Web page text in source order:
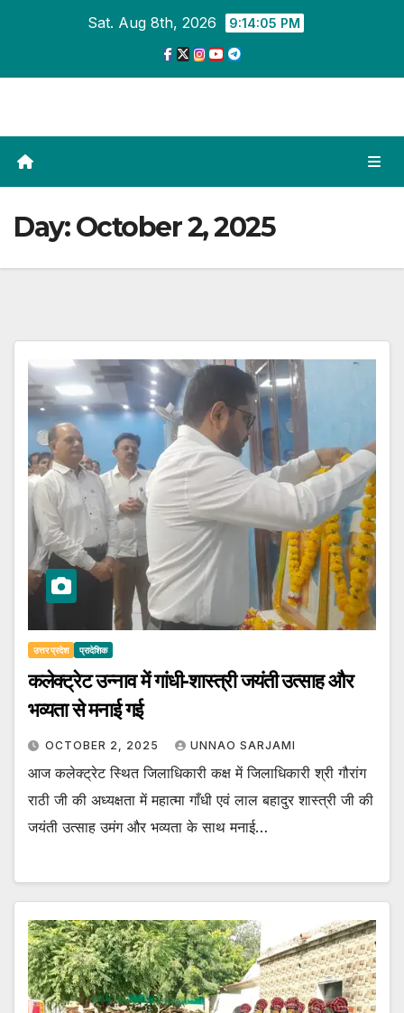
Sat. Aug 8th, 2026 9:14:06 PM
Day:October 2, 2025
उत्तर प्रदेश प्रादेशिक
कलेक्ट्रेट उन्नाव में गांधी-शास्त्री जयंती उत्साह और
भव्यता से मनाई गई
OCTOBER 2, 2025 UNNAO SARJAMI
आज कलेक्ट्रेट स्थित जिलाधिकारी कक्ष में जिलाधिकारी श्री गौरांग
राठी जी की अध्यक्षता में महात्मा गाँधी एवं लाल बहादुर शास्त्री जी की
जयंती उत्साह उमंग और भव्यता के साथ मनाई…